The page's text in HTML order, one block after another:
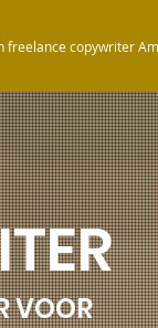
freelance copywriter
VOOR